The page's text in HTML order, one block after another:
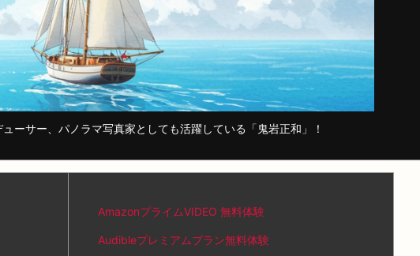
ーサー、パノラマ写真家としても活躍している「鬼岩正和」！
AmazonプライムVIDEO 無料体験
Audibleプレミアムプラン無料体験